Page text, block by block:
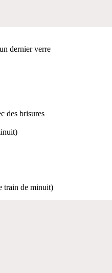
dernier verre
des brisures
train de minuit)